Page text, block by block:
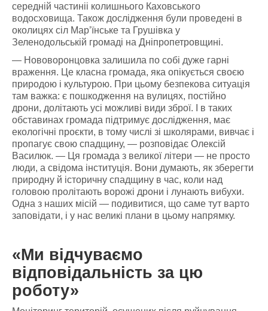
середній частиніі колишнього Каховського
водосховища. Також дослідження були проведені в
околицях сіл Мар’їнське та Грушівка у
Зеленодольській громаді на Дніпропетровщині.
— Нововоронцовка залишила по собі дуже гарні
враження. Це класна громада, яка опікується своєю
природою і культурою. При цьому безпекова ситуація
там важка: є пошкодження на вулицях, постійно
дрони, долітають усі можливі види зброї. І в таких
обставинах громада підтримує дослідження, має
екологічні проєкти, в тому числі зі школярами, вивчає і
пропагує свою спадщину, — розповідає Олексій
Василюк. — Ця громада з великої літери — не просто
люди, а свідома інституція. Вони думають, як зберегти
природну й історичну спадщину в час, коли над
головою пролітають ворожі дрони і лунають вибухи.
Одна з наших місій — подивитися, що саме тут варто
заповідати, і у нас великі плани в цьому напрямку.
«Ми відчуваємо
відповідальність за цю
роботу»